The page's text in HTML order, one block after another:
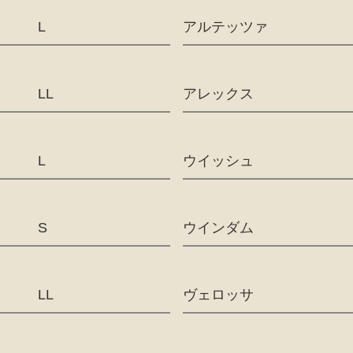
L アルテッツァ
LL アレックス
L ウイッシュ
S ウインダム
LL ヴェロッサ